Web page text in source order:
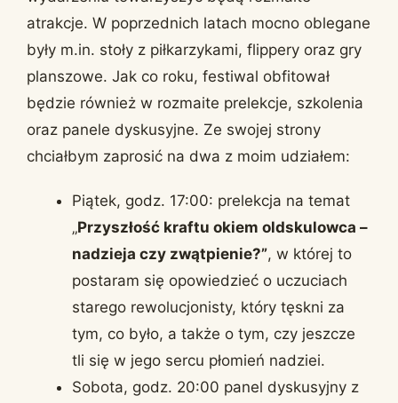
atrakcje. W poprzednich latach mocno oblegane
były m.in. stoły z piłkarzykami, flippery oraz gry
planszowe. Jak co roku, festiwal obfitował
będzie również w rozmaite prelekcje, szkolenia
oraz panele dyskusyjne. Ze swojej strony
chciałbym zaprosić na dwa z moim udziałem:
Piątek, godz. 17:00: prelekcja na temat
„Przyszłość kraftu okiem oldskulowca –
nadzieja czy zwątpienie?”, w której to
postaram się opowiedzieć o uczuciach
starego rewolucjonisty, który tęskni za
tym, co było, a także o tym, czy jeszcze
tli się w jego sercu płomień nadziei.
Sobota, godz. 20:00 panel dyskusyjny z